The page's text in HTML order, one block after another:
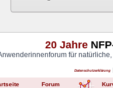
20 Jahre
für
Datenschutzerklärung
Forum